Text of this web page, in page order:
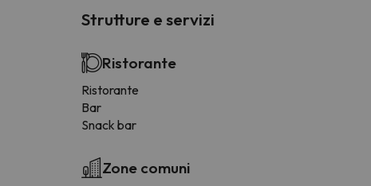
Strutture e servizi
Ristorante
Ristorante
Bar
Snack bar
Zone comuni